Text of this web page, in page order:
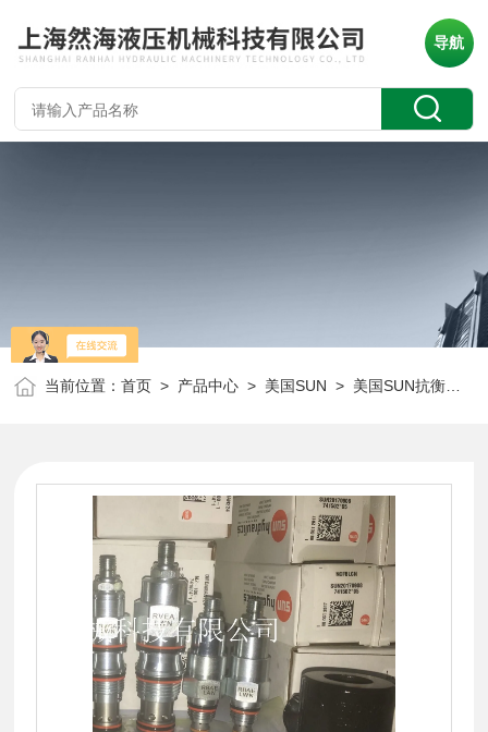
导航
当前位置：首页 > 产品中心 > 美国SUN > 美国SUN抗衡阀